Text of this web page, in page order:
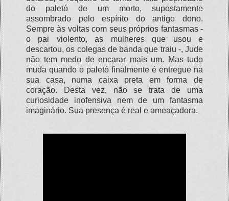
do paletó de um morto, supostamente
assombrado pelo espírito do antigo dono.
Sempre às voltas com seus próprios fantasmas -
o pai violento, as mulheres que usou e
descartou, os colegas de banda que traiu -, Jude
não tem medo de encarar mais um. Mas tudo
muda quando o paletó finalmente é entregue na
sua casa, numa caixa preta em forma de
coração. Desta vez, não se trata de uma
curiosidade inofensiva nem de um fantasma
imaginário. Sua presença é real e ameaçadora.